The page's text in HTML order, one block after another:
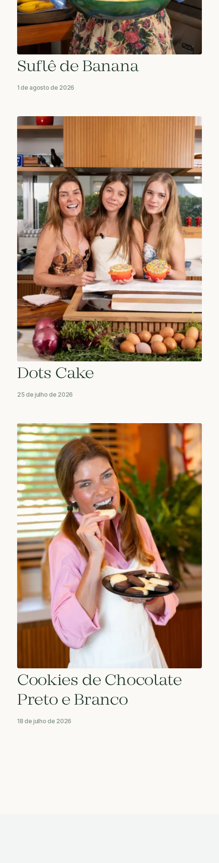
Suflê de Banana
1 de agosto de 2026
Dots Cake
25 de julho de 2026
Cookies de Chocolate
Preto e Branco
18 de julho de 2026